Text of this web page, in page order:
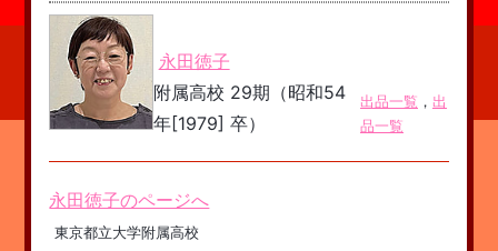
永田徳子
附属高校 29期（昭和54
年[1979] 卒）
出品一覧 ， 出
品一覧
永田徳子のページへ
東京都立大学附属高校